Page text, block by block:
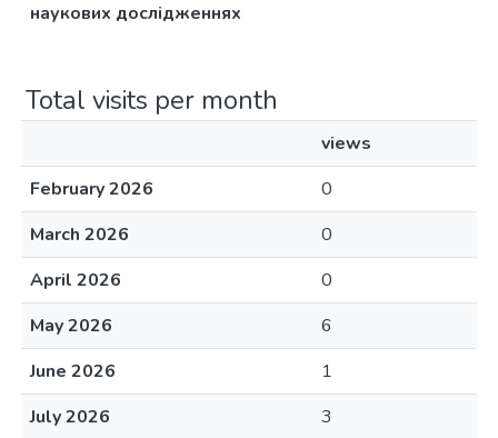
наукових дослідженнях
Total visits per month
views
February 2026
0
March 2026
0
April 2026
0
May 2026
6
June 2026
1
July 2026
3